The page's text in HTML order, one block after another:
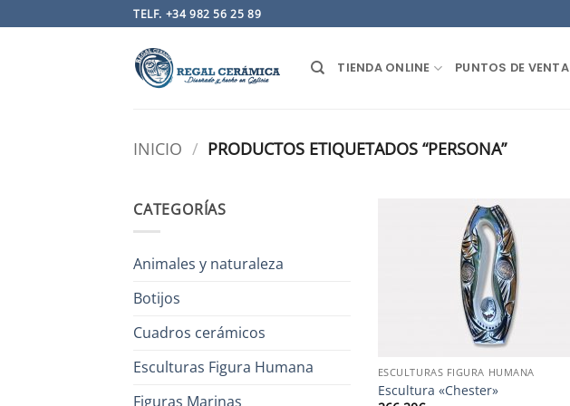
al
TELF. +34 982 56 25 89
TIENDA ONLINE PUNTOS DE VENTA
INICIO / PRODUCTOS ETIQUETADOS “PERSONA”
CATEGORÍAS
Animales y naturaleza
Botijos
Cuadros cerámicos
Esculturas Figura Humana
Figuras Marinas
ESCULTURAS FIGURA HUMANA
Escultura «Chester»